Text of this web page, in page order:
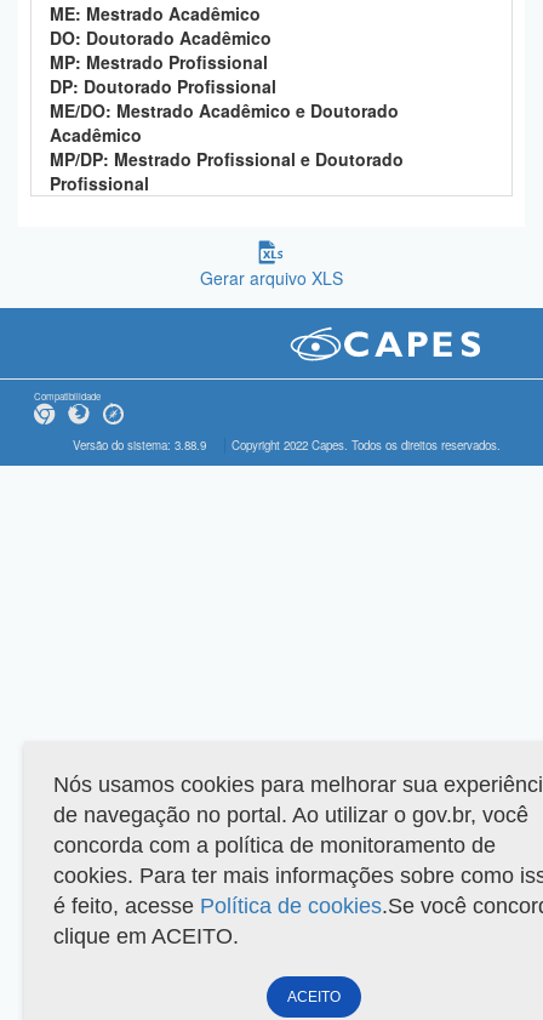
ME: Mestrado Acadêmico
DO: Doutorado Acadêmico
MP: Mestrado Profissional
DP: Doutorado Profissional
ME/DO: Mestrado Acadêmico e Doutorado
Acadêmico
MP/DP: Mestrado Profissional e Doutorado
Profissional
Gerar arquivo XLS
Compatibilidade
Versão do sistema: 3.88.9 Copyright 2022 Capes. Todos os direitos reservados.
Nós usamos cookies para melhorar sua
de navegação no portal. Ao utilizar o gov.br, você
concorda com a política de monitoramento de
cookies. Para ter mais informações sobre como
é feito, acesse Política de cookies.Se você
clique em ACEITO.
ACEITO